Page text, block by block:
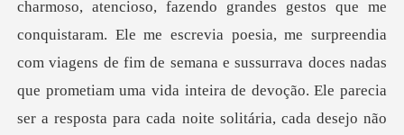
via poesia, me surpreendia
com viagens de fim de semana e sussurrava doces nadas
que prometiam uma vida inteira de devoção. Ele pare